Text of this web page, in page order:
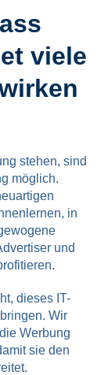
viele
stehen, sind
möglich.
in
und
dieses IT-
Wir
Werbung
sie den